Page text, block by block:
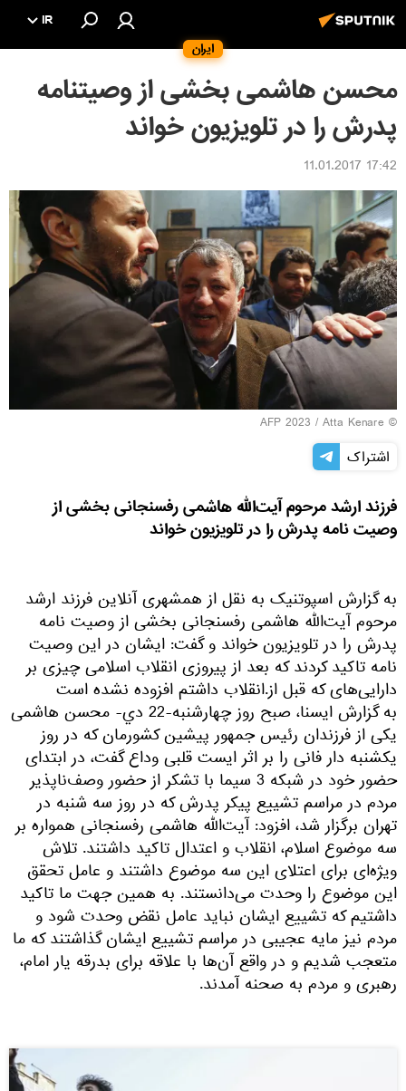
ایران
IR
محسن هاشمی بخشی از وصیتنامه
پدرش را در تلویزیون خواند
17:42 11.01.2017
© AFP 2023 / Atta Kenare
اشتراک
فرزند ارشد مرحوم آیت‌الله هاشمی رفسنجانی بخشی از
وصیت نامه پدرش را در تلویزیون خواند
به گزارش اسپوتنیک به نقل از همشهری آنلاین فرزند ارشد
مرحوم آیت‌الله هاشمی رفسنجانی بخشی از وصیت نامه
پدرش را در تلویزیون خواند و گفت: ایشان در این وصیت
نامه تاکید کردند که بعد از پیروزی انقلاب اسلامی چیزی بر
دارایی‌های که قبل از.انقلاب داشتم افزوده نشده است
به گزارش ایسنا، صبح روز چهارشنبه-22 دي- محسن هاشمی
یکی از فرزندان رئیس جمهور پیشین کشورمان که در روز
یکشنبه دار فانی را بر اثر ایست قلبی وداع گفت، در ابتدای
حضور خود در شبکه 3 سیما با تشکر از حضور وصف‌ناپذیر
مردم در مراسم تشییع پیکر پدرش که در روز سه شنبه در
تهران برگزار شد، افزود: آیت‌الله هاشمی رفسنجانی همواره بر
سه موضوع اسلام، انقلاب و اعتدال تاکید داشتند. تلاش
ویژه‌ای برای اعتلای این سه موضوع داشتند و عامل تحقق
این موضوع را وحدت می‌دانستند. به همین جهت ما تاکید
داشتیم که تشییع ایشان نباید عامل نقض وحدت شود و
مردم نیز مایه عجیبی در مراسم تشییع ایشان گذاشتند که ما
متعجب شدیم و در واقع آن‌ها با علاقه برای بدرقه یار امام،
رهبری و مردم به صحنه آمدند.